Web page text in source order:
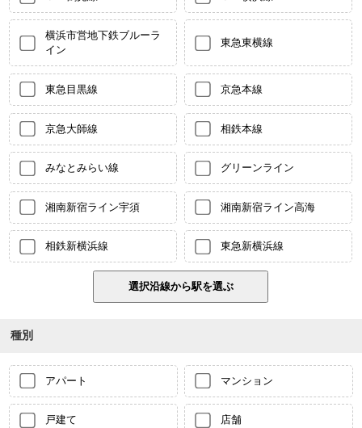
横浜市営地下鉄ブルーラ
イン
東急東横線
東急目黒線 京急本線
京急大師線 相鉄本線
みなとみらい線 グリーンライン
湘南新宿ライン宇須 湘南新宿ライン高海
相鉄新横浜線 東急新横浜線
種別
アパート マンション
戸建て 店舗